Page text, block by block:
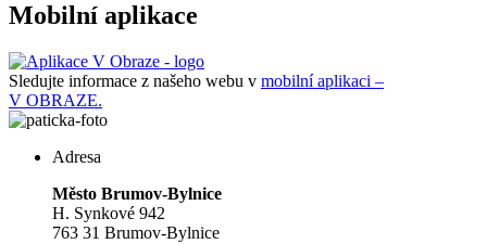
Mobilní aplikace
Sledujte informace z našeho webu v mobilní aplikaci –
V OBRAZE.
Adresa
Město Brumov-Bylnice
H. Synkové 942
763 31 Brumov-Bylnice